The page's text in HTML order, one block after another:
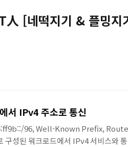
人 [네떡지기 & 플밍지
DNS64를 이용한 IPv6 주소에서 IPv4 주소로 통신
96, Well-Known Prefix,
성된 워크로드에서 IPv4 서비스와